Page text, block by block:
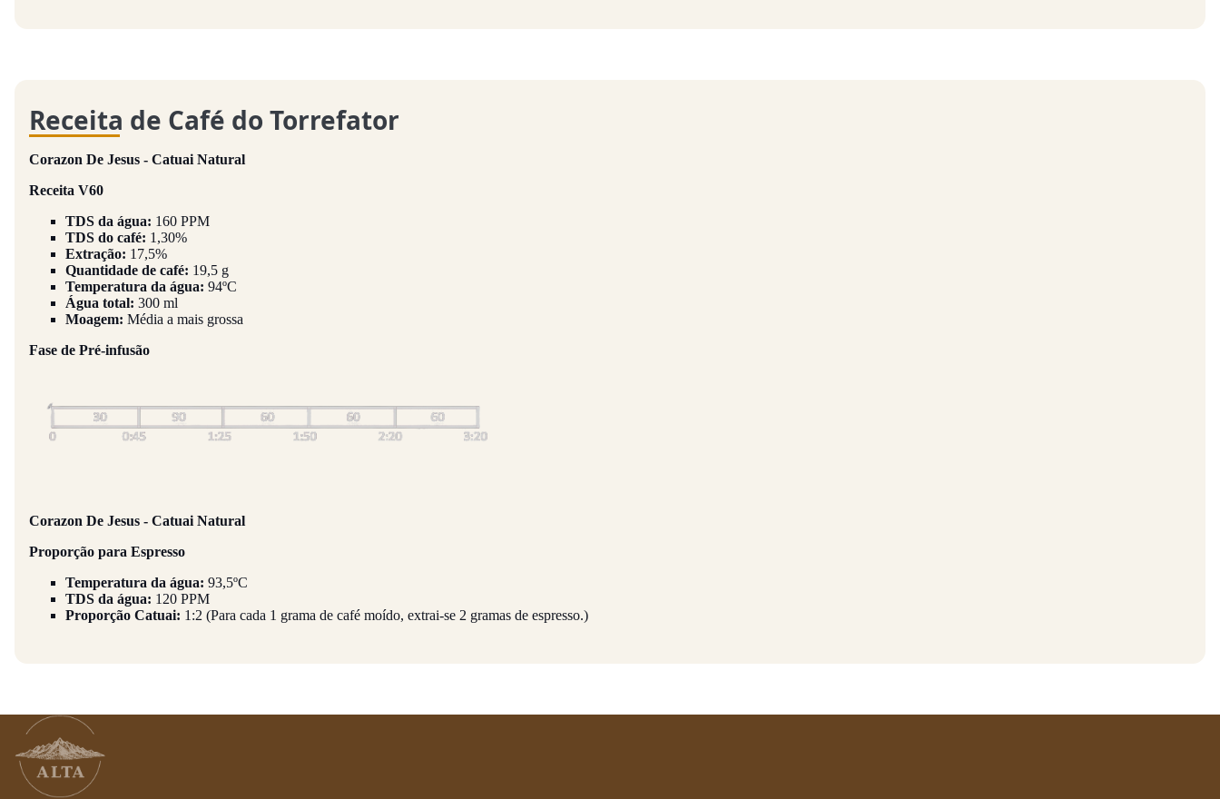
Receita de Café do Torrefator
Corazon De Jesus - Catuai Natural
Receita V60
TDS da água: 160 PPM
TDS do café: 1,30%
Extração: 17,5%
Quantidade de café: 19,5 g
Temperatura da água: 94ºC
Água total: 300 ml
Moagem: Média a mais grossa
Fase de Pré-infusão
Corazon De Jesus - Catuai Natural
Proporção para Espresso
Temperatura da água: 93,5ºC
TDS da água: 120 PPM
Proporção Catuai: 1:2 (Para cada 1 grama de café moído, extrai-se 2 gramas de espresso.)